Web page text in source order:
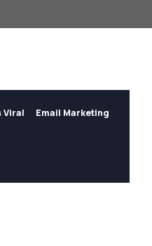
Viral Email Marketing